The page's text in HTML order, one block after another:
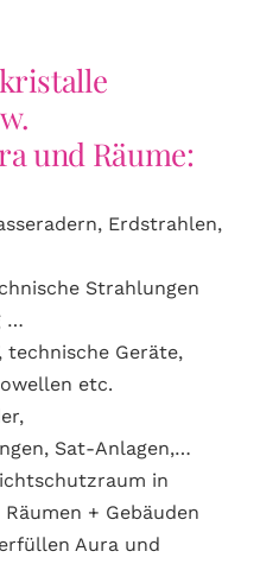
und Räume:
Erdstrahlen,
Strahlungen
…
technische Geräte,
etc.
Sat-Anlagen,…
in
+ Gebäuden
Aura und